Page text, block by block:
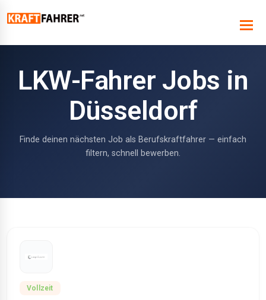
LKW-Fahrer Jobs in
Düsseldorf
Finde deinen nächsten Job als Berufskraftfahrer — einfach
filtern, schnell bewerben.
Vollzeit